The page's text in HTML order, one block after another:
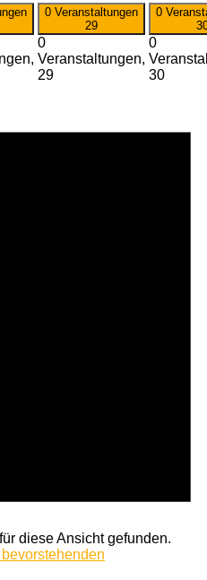
0 Veranstaltungen
29
0
Veranstaltungen,
29
0
0
30
diese Ansicht gefunden.